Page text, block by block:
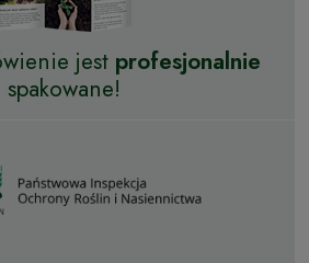
jest profesjonalnie
spakowane!